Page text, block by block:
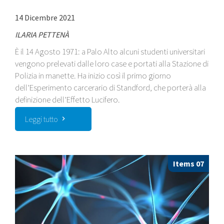
14 Dicembre 2021
ILARIA PETTENÀ
È il 14 Agosto 1971: a Palo Alto alcuni studenti universitari
vengono prelevati dalle loro case e portati alla Stazione di
Polizia in manette. Ha inizio così il primo giorno
dell’Esperimento carcerario di Standford, che porterà alla
definizione dell’Effetto Lucifero.
Leggi tutto
Items 07